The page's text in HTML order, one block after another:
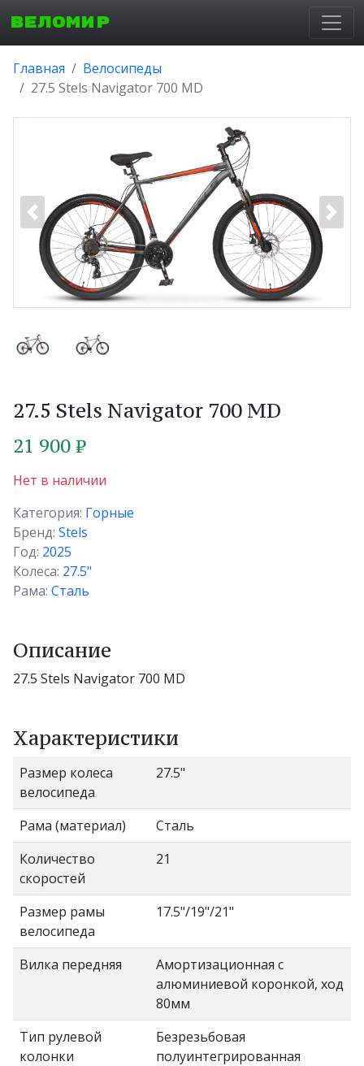
ВЕЛОМИР
Главная
Велосипеды
27.5 Stels Navigator 700 MD
27.5 Stels Navigator 700 MD
21 900 ₽
Нет в наличии
Категория: Горные
Бренд: Stels
Год: 2025
Колеса: 27.5"
Рама: Сталь
Описание
27.5 Stels Navigator 700 MD
Характеристики
Размер колеса
велосипеда
27.5"
Рама (материал)
Сталь
Количество
скоростей
21
Размер рамы
велосипеда
17.5"/19"/21"
Вилка передняя
Амортизационная с
алюминиевой коронкой, ход
80мм
Тип рулевой
колонки
Безрезьбовая
полуинтегрированная